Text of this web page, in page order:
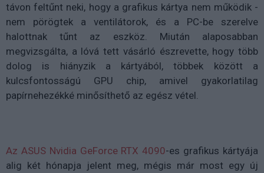
távon feltűnt neki, hogy a grafikus kártya nem működik -
nem pörögtek a ventilátorok, és a PC-be szerelve
halottnak tűnt az eszköz. Miután alaposabban
megvizsgálta, a lóvá tett vásárló észrevette, hogy több
dolog is hiányzik a kártyából, többek között a
kulcsfontosságú GPU chip, amivel gyakorlatilag
papírnehezékké minősíthető az egész vétel.
Az ASUS Nvidia GeForce RTX 4090-es grafikus kártyája
alig két hónapja jelent meg, mégis már most egy új